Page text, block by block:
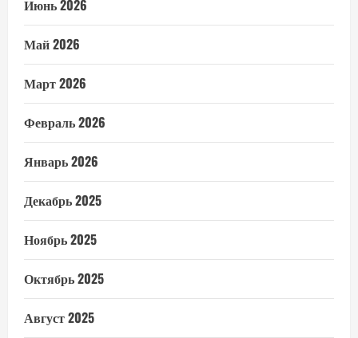
Июнь 2026
Май 2026
Март 2026
Февраль 2026
Январь 2026
Декабрь 2025
Ноябрь 2025
Октябрь 2025
Август 2025